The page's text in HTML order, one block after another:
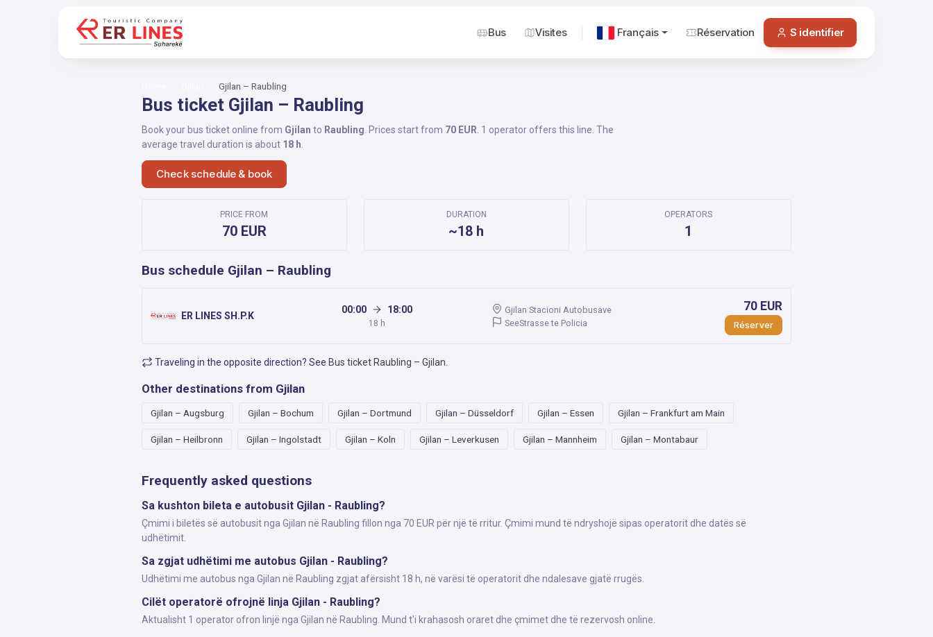
Bus Visites Français Réservation S identifier
Gjilan – Raubling
Bus ticket Gjilan – Raubling
Book your bus ticket online from Gjilan to Raubling . Prices start from 70 EUR . 1 operator offers this line. The
average travel duration is about 18 h
Check schedule & book
PRICE FROM
70 EUR
DURATION
~18 h
OPERATORS
1
Bus schedule Gjilan – Raubling
ER LINES SH.P.K
00:00 18:00
18 h
Gjilan Stacioni Autobusave
SeeStrasse te Policia
70 EUR
Réserver
Traveling in the opposite direction? See Bus ticket Raubling – Gjilan
Other destinations from Gjilan
Gjilan – Augsburg Gjilan – Bochum Gjilan – Dortmund Gjilan – Düsseldorf Gjilan – Essen Gjilan – Frankfurt am Main
Gjilan – Heilbronn Gjilan – Ingolstadt Gjilan – Koln Gjilan – Leverkusen Gjilan – Mannheim Gjilan – Montabaur
Frequently asked questions
Sa kushton bileta e autobusit Gjilan - Raubling?
Çmimi i biletës së autobusit nga Gjilan në Raubling fillon nga 70 EUR për një të rritur. Çmimi mund të ndryshojë sipas operatorit dhe datës së
udhëtimit.
Sa zgjat udhëtimi me autobus Gjilan - Raubling?
Udhëtimi me autobus nga Gjilan në Raubling zgjat afërsisht 18 h, në varësi të operatorit dhe ndalesave gjatë rrugës.
Cilët operatorë ofrojnë linja Gjilan - Raubling?
Aktualisht 1 operator ofron linjë nga Gjilan në Raubling. Mund t'i krahasosh oraret dhe çmimet dhe të rezervosh online.